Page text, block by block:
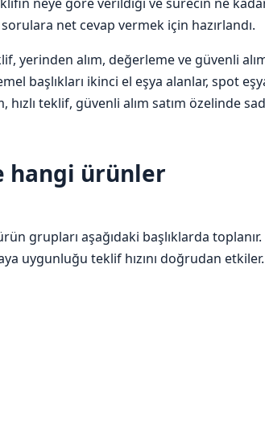
net cevap vermek için hazırlandı.
yerinden alım, değerleme ve güvenli
başlıkları ikinci el eşya alanlar, spot
hızlı teklif, güvenli alım satım özelinde
hangi ürünler
grupları aşağıdaki başlıklarda
uygunluğu teklif hızını doğrudan etkiler.